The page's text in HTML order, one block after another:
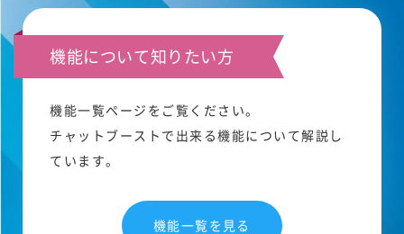
機能について知りたい方
機能一覧ページをご覧ください。
チャットブーストで出来る機能について解説し
ています。
機能一覧を見る